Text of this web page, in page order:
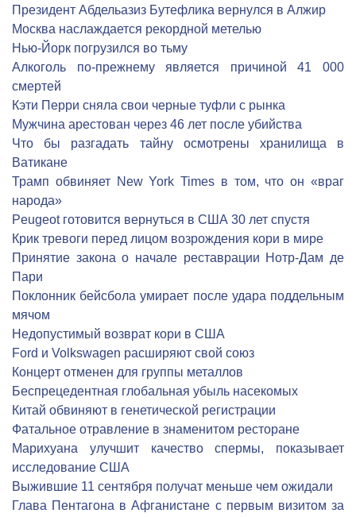
Президент Абдельазиз Бутефлика вернулся в Алжир
Москва наслаждается рекордной метелью
Нью-Йорк погрузился во тьму
Алкоголь по-прежнему является причиной 41 000
смертей
Кэти Перри сняла свои черные туфли с рынка
Мужчина арестован через 46 лет после убийства
Что бы разгадать тайну осмотрены хранилища в
Ватикане
Трамп обвиняет New York Times в том, что он «враг
народа»
Peugeot готовится вернуться в США 30 лет спустя
Крик тревоги перед лицом возрождения кори в мире
Принятие закона о начале реставрации Нотр-Дам де
Пари
Поклонник бейсбола умирает после удара поддельным
мячом
Недопустимый возврат кори в США
Ford и Volkswagen расширяют свой союз
Концерт отменен для группы металлов
Беспрецедентная глобальная убыль насекомых
Китай обвиняют в генетической регистрации
Фатальное отравление в знаменитом ресторане
Марихуана улучшит качество спермы, показывает
исследование США
Выжившие 11 сентября получат меньше чем ожидали
Глава Пентагона в Афганистане с первым визитом за